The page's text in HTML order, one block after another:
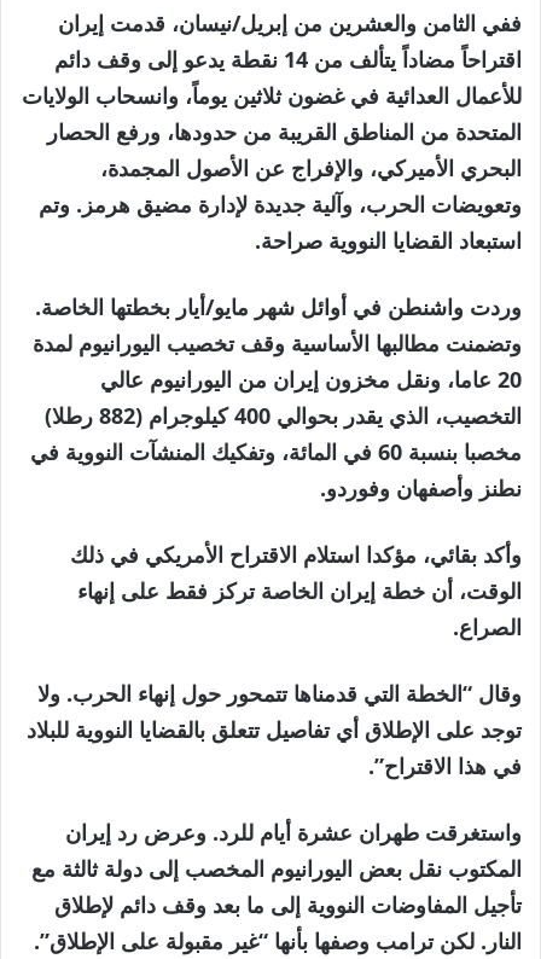
ففي الثامن والعشرين من إبريل/نيسان، قدمت إيران
اقتراحاً مضاداً يتألف من 14 نقطة يدعو إلى وقف دائم
للأعمال العدائية في غضون ثلاثين يوماً، وانسحاب الولايات
المتحدة من المناطق القريبة من حدودها، ورفع الحصار
البحري الأميركي، والإفراج عن الأصول المجمدة،
وتعويضات الحرب، وآلية جديدة لإدارة مضيق هرمز. وتم
استبعاد القضايا النووية صراحة.
وردت واشنطن في أوائل شهر مايو/أيار بخطتها الخاصة.
وتضمنت مطالبها الأساسية وقف تخصيب اليورانيوم لمدة
20 عاما، ونقل مخزون إيران من اليورانيوم عالي
التخصيب، الذي يقدر بحوالي 400 كيلوجرام (882 رطلا)
مخصبا بنسبة 60 في المائة، وتفكيك المنشآت النووية في
نطنز وأصفهان وفوردو.
وأكد بقائي، مؤكدا استلام الاقتراح الأمريكي في ذلك
الوقت، أن خطة إيران الخاصة تركز فقط على إنهاء
الصراع.
وقال “الخطة التي قدمناها تتمحور حول إنهاء الحرب. ولا
توجد على الإطلاق أي تفاصيل تتعلق بالقضايا النووية للبلاد
في هذا الاقتراح”.
واستغرقت طهران عشرة أيام للرد. وعرض رد إيران
المكتوب نقل بعض اليورانيوم المخصب إلى دولة ثالثة مع
تأجيل المفاوضات النووية إلى ما بعد وقف دائم لإطلاق
النار. لكن ترامب وصفها بأنها “غير مقبولة على الإطلاق”.